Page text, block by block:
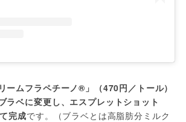
ームフラペチーノ®」（470円／トール）
ラベに変更し、エスプレットショット
完成です。（ブラベとは高脂肪分ミルク